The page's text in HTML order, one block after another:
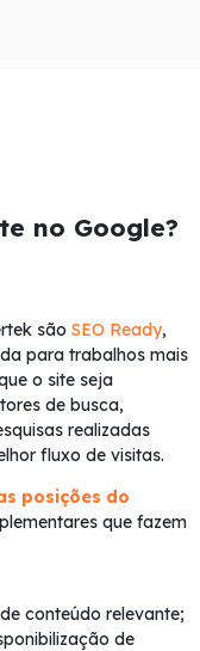
no Google?
são SEO Ready,
para trabalhos mais
o site seja
de busca,
realizadas
fluxo de visitas.
posições do
que fazem
conteúdo relevante;
de